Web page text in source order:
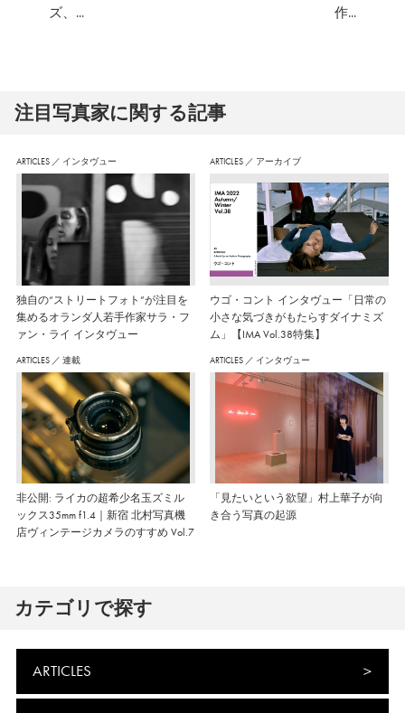
ズ、...
作...
注⽬写真家に関する記事
ARTICLES ／ インタヴュー
独自の“ストリートフォト”が注目を
集めるオランダ人若手作家サラ・フ
ァン・ライ インタヴュー
ARTICLES ／ アーカイブ
ウゴ・コント インタヴュー「日常の
小さな気づきがもたらすダイナミズ
ム」【IMA Vol.38特集】
ARTICLES ／ 連載
非公開: ライカの超希少名玉ズミル
ックス35mm f1.4｜新宿 北村写真機
店ヴィンテージカメラのすすめ Vol.7
ARTICLES ／ インタヴュー
「見たいという欲望」村上華子が向
き合う写真の起源
カテゴリで探す
ARTICLES